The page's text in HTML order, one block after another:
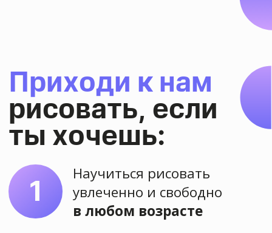
Хотите
научиться
рисовать также
Оставьте заявку на сайте или
напишите нам